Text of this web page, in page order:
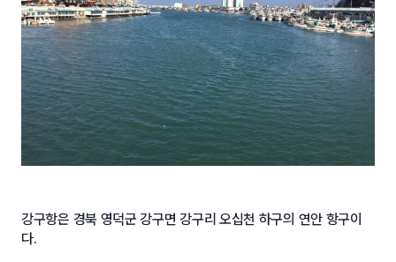
강구항은 경북 영덕군 강구면 강구리 오십천 하구의 연안 항구이
다.